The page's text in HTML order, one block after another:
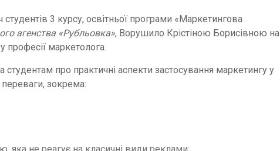
3 курсу, освітньої програми «Маркетингова
агенства «Рубльовка», Ворушило Крістіною Борисівною на
професії маркетолога.
студентам про практичні аспекти застосування маркетингу у
зокрема: